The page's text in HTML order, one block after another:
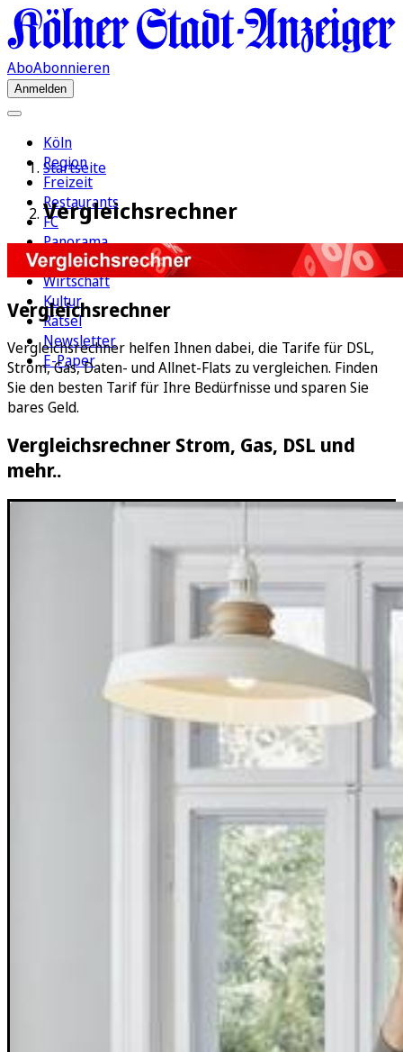
AboAbonnieren
Anmelden
Köln
Region
Freizeit
Restaurants
FC
Panorama
Politik
Wirtschaft
Kultur
Rätsel
Newsletter
E-Paper
Startseite
Vergleichsrechner
Vergleichsrechner
Vergleichsrechner helfen Ihnen dabei, die Tarife für DSL,
Strom, Gas, Daten- und Allnet-Flats zu vergleichen. Finden
Sie den besten Tarif für Ihre Bedürfnisse und sparen Sie
bares Geld.
Vergleichsrechner Strom, Gas, DSL und
mehr..